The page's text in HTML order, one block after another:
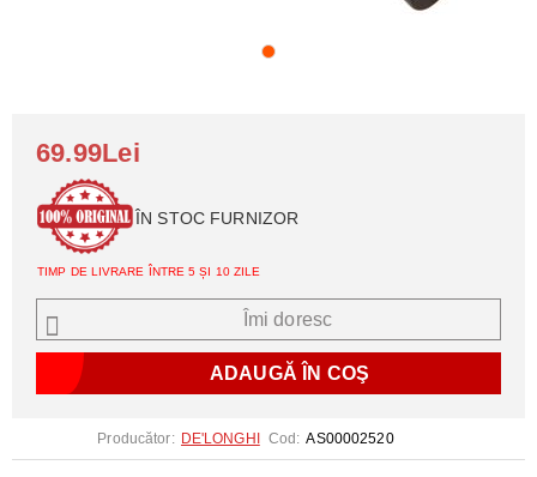
Producător: DE'LONGHI Cod: AS00002520
69.99Lei
ÎN STOC FURNIZOR
TIMP DE LIVRARE ÎNTRE 5 ȘI 10 ZILE
Îmi doresc